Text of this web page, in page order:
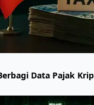
Data Pajak